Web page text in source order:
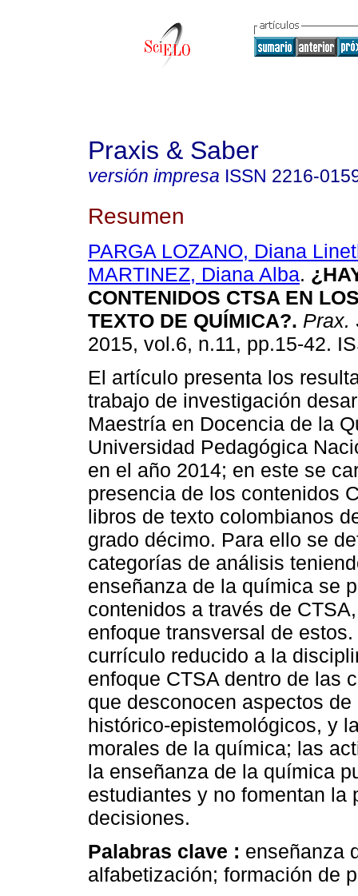
Praxis & Saber
versión impresa ISSN 2216-
Resumen
PARGA LOZANO, Diana
MARTINEZ, Diana Alba.
CONTENIDOS CTSA EN
TEXTO DE QUÍMICA?. Prax.
2015, vol.6, n.11, pp.15-42.
El artículo presenta los
trabajo de investigación
Maestría en Docencia de la
Universidad Pedagógica
en el año 2014; en este se
presencia de los contenidos
libros de texto colombianos
grado décimo. Para ello se
categorías de análisis
enseñanza de la química se
contenidos a través de
enfoque transversal de
currículo reducido a la
enfoque CTSA dentro de las
que desconocen aspectos
histórico-epistemológicos, y
morales de la química; las
la enseñanza de la química
estudiantes y no fomentan la
decisiones.
Palabras clave : enseñanza
alfabetización; formación de